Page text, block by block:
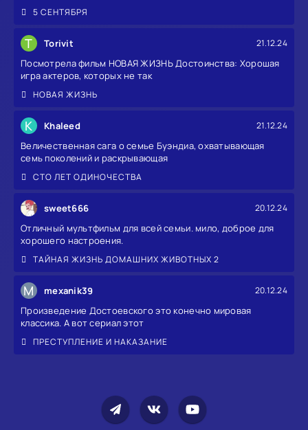
5 СЕНТЯБРЯ
T Torivit 21.12.24
Посмотрела фильм НОВАЯ ЖИЗНЬ Достоинства: Хорошая
игра актеров, которых не так
НОВАЯ ЖИЗНЬ
K Khaleed 21.12.24
Величественная сага о семье Буэндиа, охватывающая
семь поколений и раскрывающая
СТО ЛЕТ ОДИНОЧЕСТВА
sweet666 20.12.24
Отличный мультфильм для всей семьи. мило, доброе для
хорошего настроения.
ТАЙНАЯ ЖИЗНЬ ДОМАШНИХ ЖИВОТНЫХ 2
M mexanik39 20.12.24
Произведение Достоевского это конечно мировая
классика. А вот сериал этот
ПРЕСТУПЛЕНИЕ И НАКАЗАНИЕ